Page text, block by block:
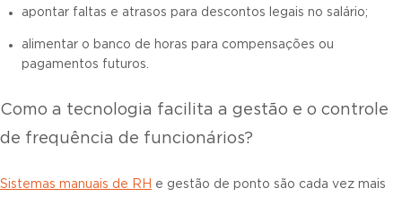
apontar faltas e atrasos para descontos legais no salário;
alimentar o banco de horas para compensações ou
pagamentos futuros.
Como a tecnologia facilita a gestão e o controle
de frequência de funcionários?
Sistemas manuais de RH e gestão de ponto são cada vez mais